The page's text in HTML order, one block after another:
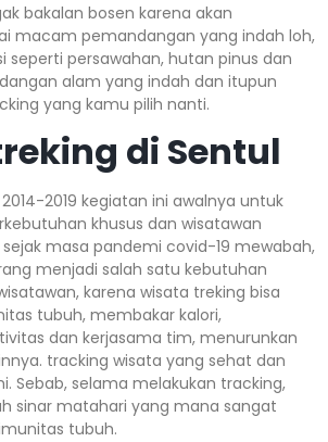
bakalan bosen karena akan
macam pemandangan yang indah loh,
seperti persawahan, hutan pinus dan
alam yang indah dan itupun
yang kamu pilih nanti.
di Sentul
2019 kegiatan ini awalnya untuk
khusus dan wisatawan
masa pandemi covid-19 mewabah,
menjadi salah satu kebutuhan
karena wisata treking bisa
tubuh, membakar kalori,
dan kerjasama tim, menurunkan
tracking wisata yang sehat dan
Sebab, selama melakukan tracking,
sinar matahari yang mana sangat
tubuh.